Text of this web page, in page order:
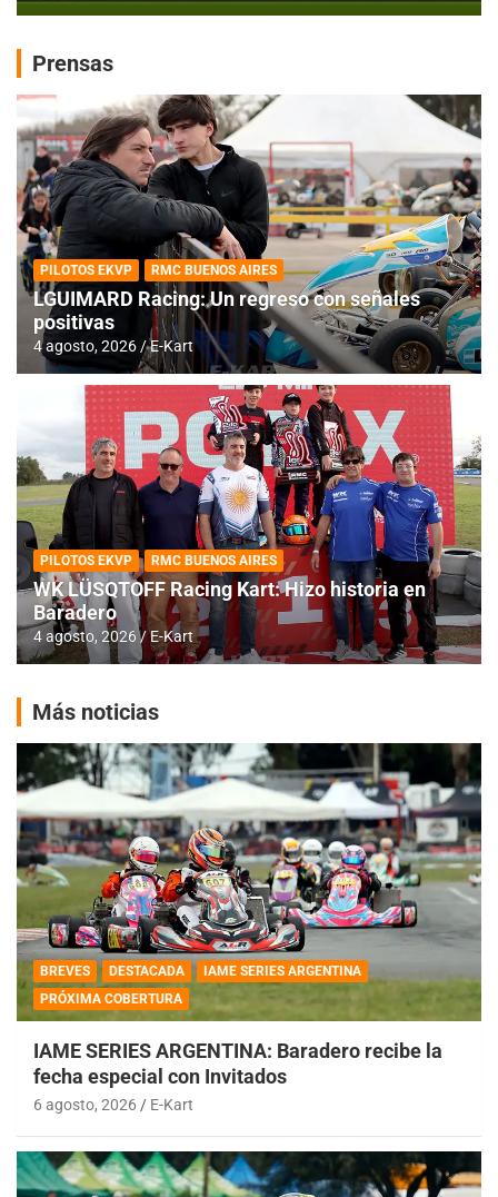
Prensas
PILOTOS EKVP RMC BUENOS AIRES
LGUIMARD Racing: Un regreso con señales
positivas
4 agosto, 2026 E-Kart
PILOTOS EKVP RMC BUENOS AIRES
WK LÜSQTOFF Racing Kart: Hizo historia en
Baradero
4 agosto, 2026 E-Kart
Más noticias
BREVES DESTACADA
IAME SERIES ARGENTINA
PRÓXIMA COBERTURA
IAME SERIES ARGENTINA: Baradero recibe la
fecha especial con Invitados
6 agosto, 2026 E-Kart